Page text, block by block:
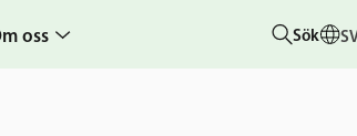
oss Sök